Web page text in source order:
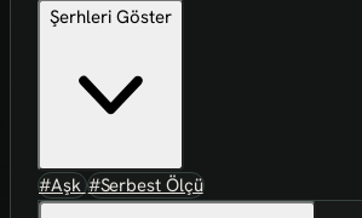
Şerhleri Göster
#Aşk#Serbest Ölçü